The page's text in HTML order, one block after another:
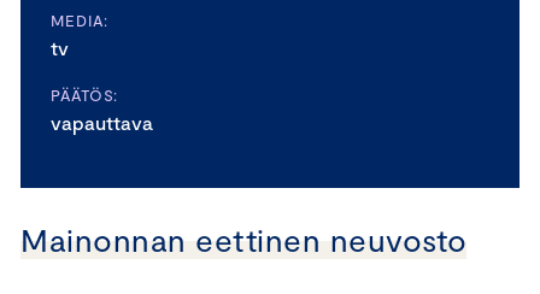
MEDIA:
tv
PÄÄTÖS:
vapauttava
Mainonnan eettinen neuvosto